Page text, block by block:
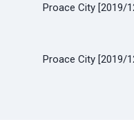
Proace City [2019/
Proace City [2019/